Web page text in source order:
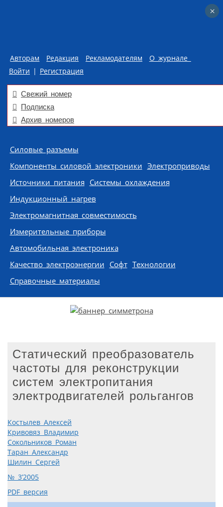
Авторам Редакция Рекламодателям
О журнале
Войти | Регистрация
Свежий номер
Подписка
Архив номеров
Skip to content
Силовые разъемы
Компоненты силовой электроники Электроприводы
Источники питания Системы охлаждения
Индукционный нагрев
Электромагнитная совместимость
Измерительные приборы
Автомобильная электроника
Качество электроэнергии Софт Технологии
Справочные материалы
Статический преобразователь
частоты для реконструкции
систем электропитания
электродвигателей рольгангов
Костылев Алексей
Кривовяз Владимир
Сокольников Роман
Таран Александр
Шилин Сергей
№ 3’2005
PDF версия
×
×